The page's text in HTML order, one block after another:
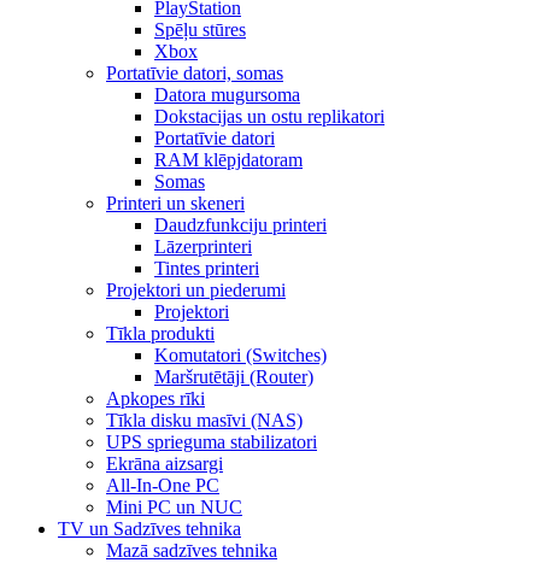
PlayStation
Spēļu stūres
Xbox
Portatīvie datori, somas
Datora mugursoma
Dokstacijas un ostu replikatori
Portatīvie datori
RAM klēpjdatoram
Somas
Printeri un skeneri
Daudzfunkciju printeri
Lāzerprinteri
Tintes printeri
Projektori un piederumi
Projektori
Tīkla produkti
Komutatori (Switches)
Maršrutētāji (Router)
Apkopes rīki
Tīkla disku masīvi (NAS)
UPS sprieguma stabilizatori
Ekrāna aizsargi
All-In-One PC
Mini PC un NUC
TV un Sadzīves tehnika
Mazā sadzīves tehnika